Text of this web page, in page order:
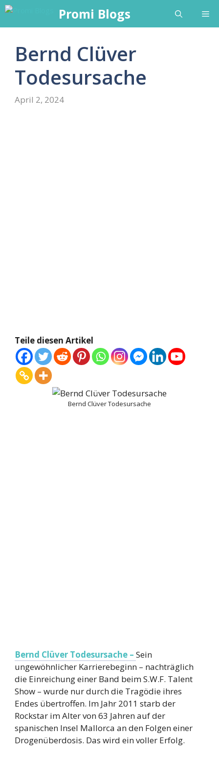
Skip
content
Promi Blogs
Bernd Clüver
Todesursache
April 2, 2024
Teile diesen Artikel
Bernd Clüver Todesursache
Bernd Clüver Todesursache – Sein
ungewöhnlicher Karrierebeginn – nachträglich
die Einreichung einer Band beim S.W.F. Talent
Show – wurde nur durch die Tragödie ihres
Endes übertroffen. Im Jahr 2011 starb der
Rockstar im Alter von 63 Jahren auf der
spanischen Insel Mallorca an den Folgen einer
Drogenüberdosis. Das wird ein voller Erfolg.